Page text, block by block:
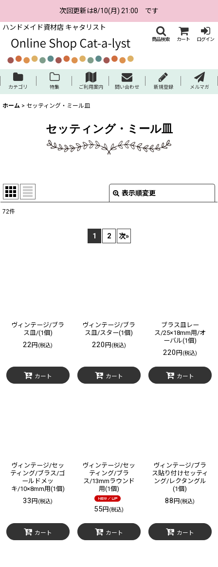
次回更新は8/10(月) 21:00 です
ハンドメイド資材店 キャタリスト
商品検索 カート ログイン
カテゴリ 特集 ご利用案内 問い合わせ 新規登録 メルマガ
ホーム > セッティング・ミール皿
セッティング・ミール皿
表示順変更
72件
1 2 次»
ヴィンテージ/ブラ
ス皿/(1個)
22円 (税込)
カート
ヴィンテージ/ブラ
ス皿/スター(1個)
220 円 (税込)
カート
ブラス皿レー
ス/25×18mm用/オ
ーバル(1個)
220 円 (税込)
カート
ヴィンテージ/セッ
ティング/ブラス/ゴ
ールドメッ
キ/10×8mm用(1個)
33円 (税込)
カート
ヴィンテージ/セッ
ティング/ブラ
ス/13mmラウンド
用(1個)
55円 (税込)
カート
ヴィンテージ/ブラ
ス貼り付けセッティ
ング/レクタングル
(1個)
88円 (税込)
カート